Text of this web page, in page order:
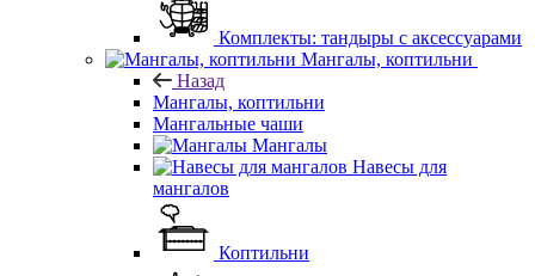
Комплекты: тандыры с аксессуарами
Мангалы, коптильни
Назад
Мангалы, коптильни
Мангальные чаши
Мангалы
Навесы для
мангалов
Коптильни